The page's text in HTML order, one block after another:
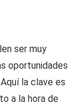
ser muy
oportunidades
la clave es
a la hora de